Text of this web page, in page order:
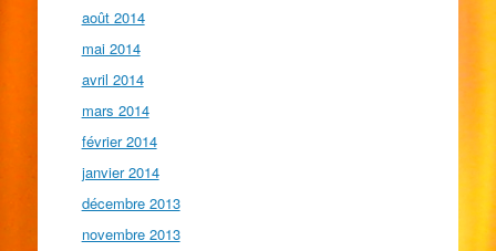
août 2014
mai 2014
avril 2014
mars 2014
février 2014
janvier 2014
décembre 2013
novembre 2013